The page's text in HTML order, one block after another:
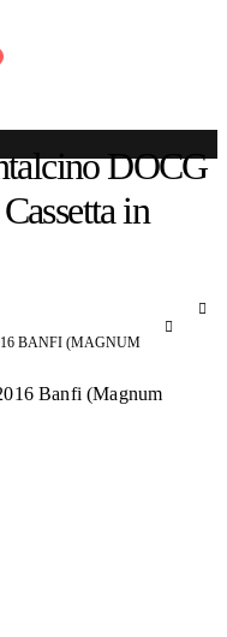
DOCG
in
BANFI (MAGNUM
Banfi (Magnum